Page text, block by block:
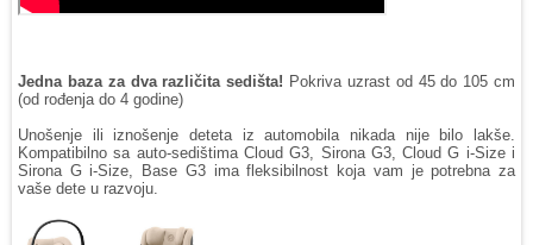
Jedna baza za dva različita sedišta! Pokriva uzrast od 45 do 105 cm
(od rođenja do 4 godine)
Unošenje ili iznošenje deteta iz automobila nikada nije bilo lakše.
Kompatibilno sa auto-sedištima Cloud G3, Sirona G3, Cloud G i-Size i
Sirona G i-Size, Base G3 ima fleksibilnost koja vam je potrebna za
vaše dete u razvoju.